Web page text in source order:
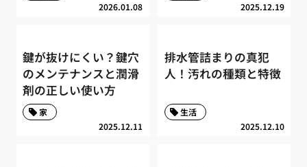
2026.01.08 2025.12.19
鍵が抜けにくい？鍵穴
のメンテナンスと潤滑
剤の正しい使い方
2025.12.11
家
排水管詰まりの真犯
人！汚れの種類と特徴
2025.12.10
生活